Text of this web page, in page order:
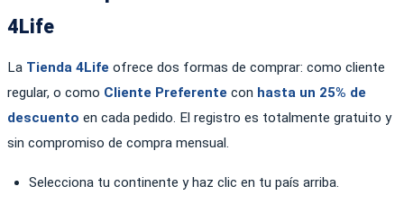
4Life
La Tienda 4Life ofrece dos formas de comprar: como cliente
regular, o como Cliente Preferente con hasta un 25% de
descuento en cada pedido. El registro es totalmente gratuito y
sin compromiso de compra mensual.
Selecciona tu continente y haz clic en tu país arriba.